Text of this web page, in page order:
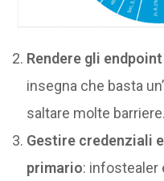
Rendere gli
insegna che basta
saltare molte barriere.
Gestire credenziali
primario: infostealer